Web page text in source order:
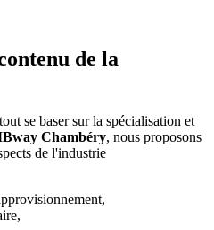
de la
se baser sur la spécialisation et
Chambéry, nous proposons
de l'industrie